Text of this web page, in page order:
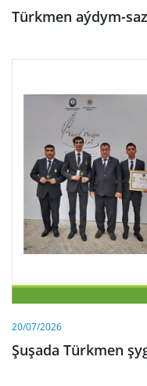
Türkmen aýdym-
20/07/2026
Şuşada Türkmen